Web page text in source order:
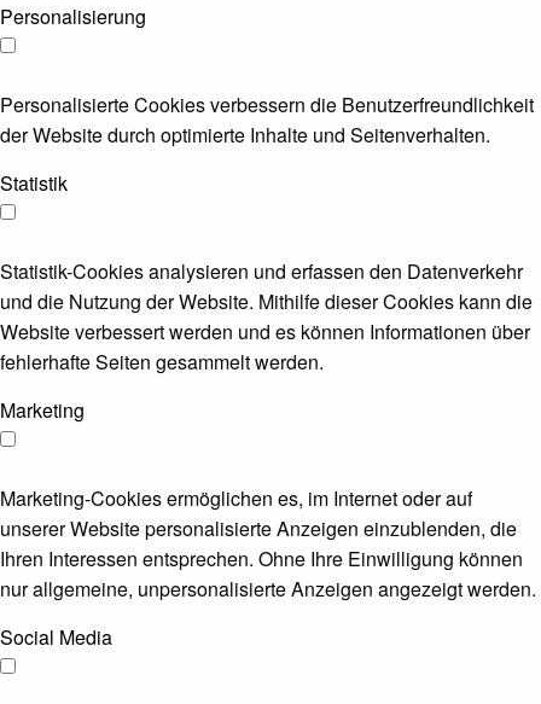
Personalisierung
Personalisierte Cookies verbessern die Benutzerfreundlichkeit
der Website durch optimierte Inhalte und Seitenverhalten.
Statistik
Statistik-Cookies analysieren und erfassen den Datenverkehr
und die Nutzung der Website. Mithilfe dieser Cookies kann die
Website verbessert werden und es können Informationen über
fehlerhafte Seiten gesammelt werden.
Marketing
Marketing-Cookies ermöglichen es, im Internet oder auf
unserer Website personalisierte Anzeigen einzublenden, die
Ihren Interessen entsprechen. Ohne Ihre Einwilligung können
nur allgemeine, unpersonalisierte Anzeigen angezeigt werden.
Social Media